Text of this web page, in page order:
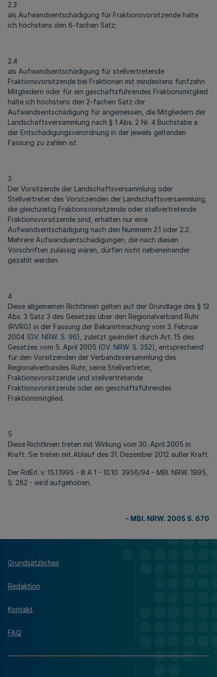
2.3
als Aufwandsentschädigung für Fraktionsvorsitzende halte
ich höchstens den 6-fachen Satz;
2.4
als Aufwandsentschädigung für stellvertretende
Fraktionsvorsitzende bei Fraktionen mit mindestens fünfzehn
Mitgliedern oder für ein geschäftsführendes Fraktionsmitglied
halte ich höchstens den 2-fachen Satz der
Aufwandsentschädigung für angemessen, die Mitgliedern der
Landschaftsversammlung nach § 1 Abs. 2 Nr. 4 Buchstabe a
der Entschädigungsverordnung in der jeweils geltenden
Fassung zu zahlen ist.
3
Der Vorsitzende der Landschaftsversammlung oder
Stellvertreter des Vorsitzenden der Landschaftsversammlung,
die gleichzeitig Fraktionsvorsitzende oder stellvertretende
Fraktionsvorsitzende sind, erhalten nur eine
Aufwandsentschädigung nach den Nummern 2.1 oder 2.2.
Mehrere Aufwandsentschädigungen, die nach diesen
Vorschriften zulässig wären, dürfen nicht nebeneinander
gezahlt werden.
4
Diese allgemeinen Richtlinien gelten auf der Grundlage des § 12
Abs. 3 Satz 3 des Gesetzes über den Regionalverband Ruhr
(RVRG) in der Fassung der Bekanntmachung vom 3. Februar
2004 (GV. NRW. S. 96), zuletzt geändert durch Art. 15 des
Gesetzes vom 5. April 2005 (GV. NRW. S. 352), entsprechend
für den Vorsitzenden der Verbandsversammlung des
Regionalverbandes Ruhr, seine Stellvertreter,
Fraktionsvorsitzende und stellvertretende
Fraktionsvorsitzende oder ein geschäftsführendes
Fraktionsmitglied.
5
Diese Richtlinien treten mit Wirkung vom 30. April 2005 in
Kraft. Sie treten mit Ablauf des 31. Dezember 2012 außer Kraft.
Der RdErl. v. 15.1.1995 - III A 1 - 10.10 3956/94 - MBl. NRW. 1995,
S. 282 - wird aufgehoben.
- MBl. NRW. 2005 S. 670
Grundsätzliches
Redaktion
Kontakt
FAQ